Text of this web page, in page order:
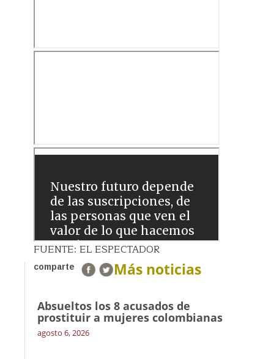
FUENTE: EL ESPECTADOR
comparte Más noticias
Absueltos los 8 acusados de
prostituir a mujeres colombianas
agosto 6, 2026